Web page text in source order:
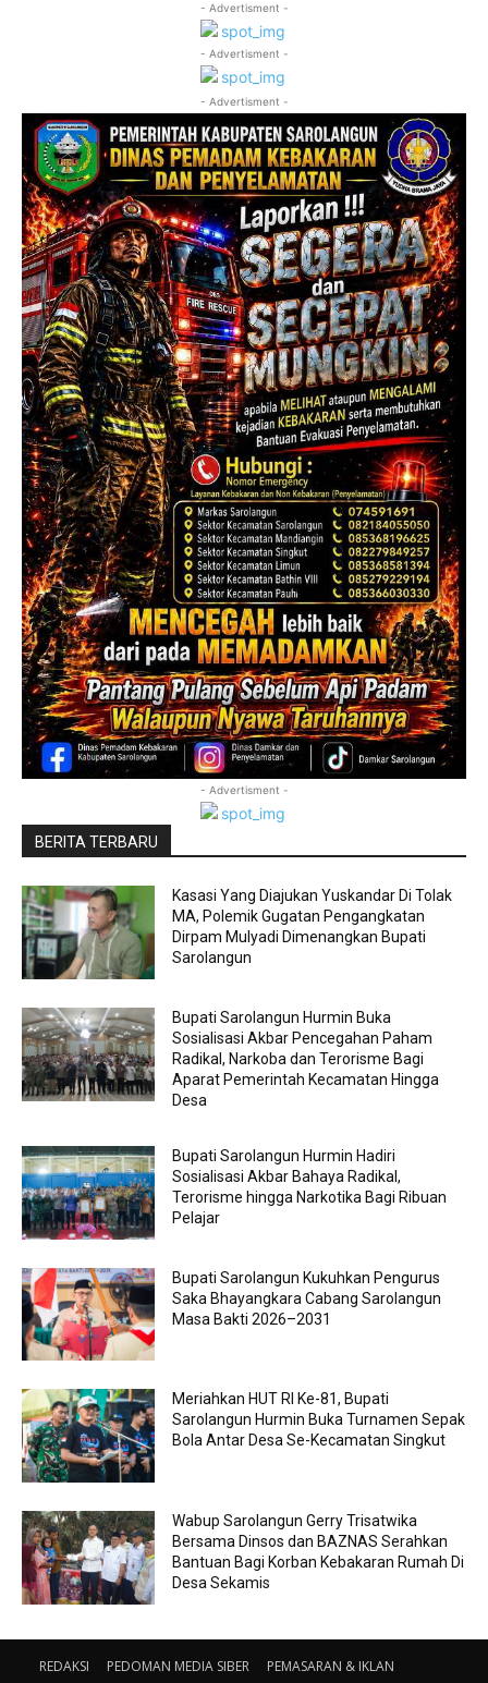
- Advertisment -
- Advertisment -
- Advertisment -
- Advertisment -
BERITA TERBARU
Kasasi Yang Diajukan Yuskandar Di Tolak
MA, Polemik Gugatan Pengangkatan
Dirpam Mulyadi Dimenangkan Bupati
Sarolangun
Bupati Sarolangun Hurmin Buka
Sosialisasi Akbar Pencegahan Paham
Radikal, Narkoba dan Terorisme Bagi
Aparat Pemerintah Kecamatan Hingga
Desa
Bupati Sarolangun Hurmin Hadiri
Sosialisasi Akbar Bahaya Radikal,
Terorisme hingga Narkotika Bagi Ribuan
Pelajar
Bupati Sarolangun Kukuhkan Pengurus
Saka Bhayangkara Cabang Sarolangun
Masa Bakti 2026–2031
Meriahkan HUT RI Ke-81, Bupati
Sarolangun Hurmin Buka Turnamen Sepak
Bola Antar Desa Se-Kecamatan Singkut
Wabup Sarolangun Gerry Trisatwika
Bersama Dinsos dan BAZNAS Serahkan
Bantuan Bagi Korban Kebakaran Rumah Di
Desa Sekamis
REDAKSI PEDOMAN MEDIA SIBER PEMASARAN & IKLAN